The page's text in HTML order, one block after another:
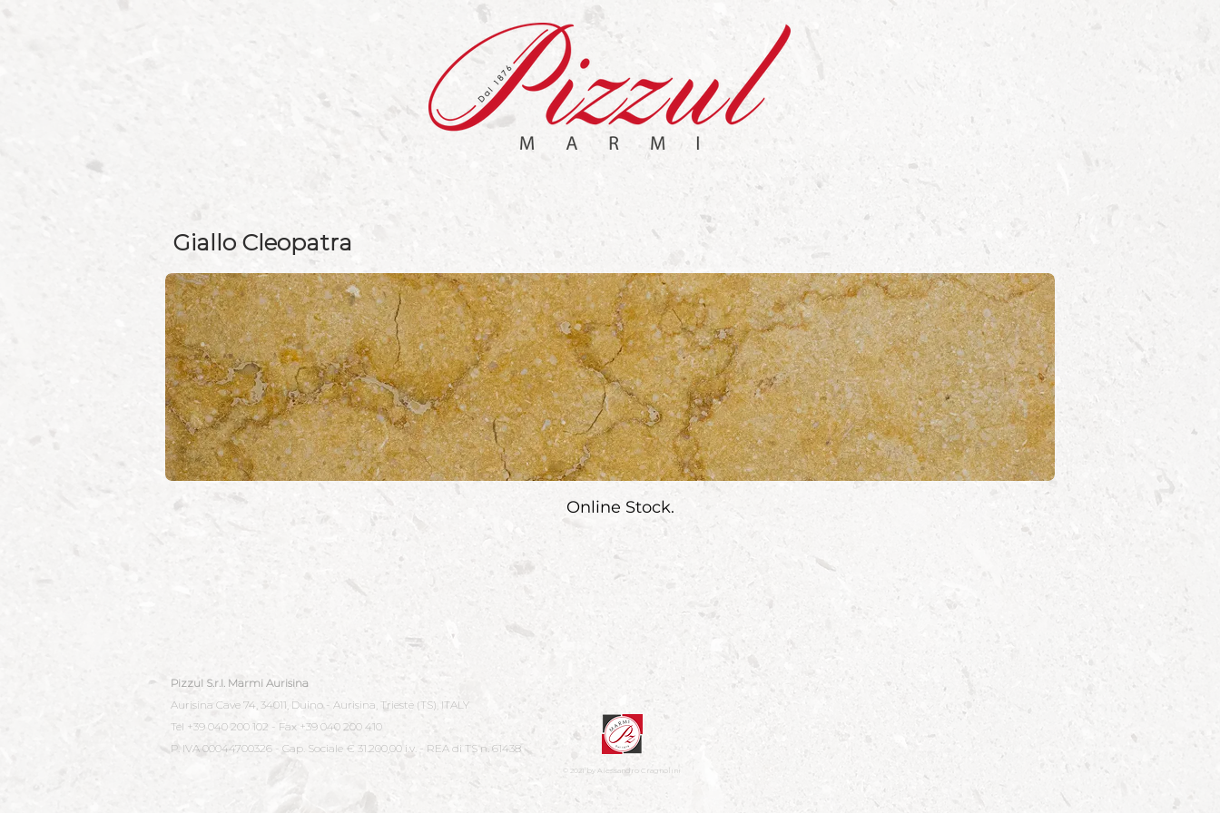
Giallo Cleopatra
Online Stock.
Pizzul S.r.l. Marmi Aurisina
Aurisina Cave 74, 34011, Duino - Aurisina, Trieste (TS), ITALY
Tel +39 040 200 102 - Fax +39 040 200 410
P. IVA 00044700326 - Cap. Sociale € 31.200,00 i.v. - REA di TS n. 61438
© 2021 by Alessandro Cragnolini